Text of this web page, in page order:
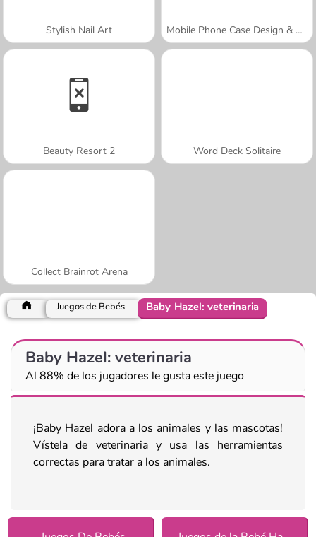
Stylish Nail Art Mobile Phone Case Design & DIY
Beauty Resort 2 Word Deck Solitaire
Collect Brainrot Arena
Juegos de Bebés Baby Hazel: veterinaria
Baby Hazel: veterinaria
Al 88% de los jugadores le gusta este juego
¡Baby Hazel adora a los animales y las mascotas!
Vístela de veterinaria y usa las herramientas
correctas para tratar a los animales.